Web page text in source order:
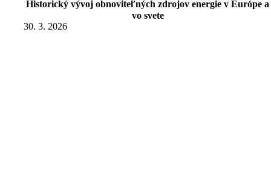
Historický vývoj obnoviteľných zdrojov energie v Európe a
vo svete
30. 3. 2026